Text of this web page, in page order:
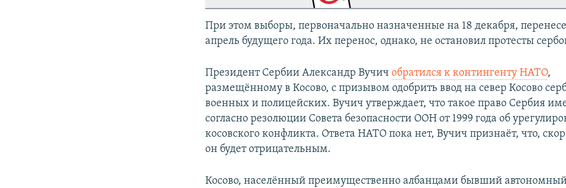
При этом выборы, первоначально назначенные на 18 декабря,
апрель будущего года. Их перенос, однако, не остановил протесты
Президент Сербии Александр Вучичобратился к контингенту НАТО,
размещённому в Косово, с призывом одобрить ввод на север Косово
военных и полицейских. Вучич утверждает, что такое право Сербия
согласно резолюции Совета безопасности ООН от 1999 года об
косовского конфликта. Ответа НАТО пока нет, Вучич признаёт, что,
он будет отрицательным.
Косово, населённый преимущественно албанцами бывший